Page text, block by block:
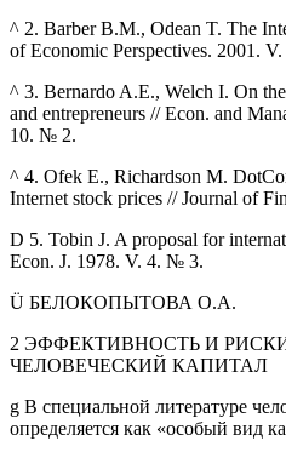
^ 2. Barber B.M., Odean T. The
of Economic Perspectives. 2001. V.
^ 3. Bernardo A.E., Welch I. On
and entrepreneurs // Econ. and
10. № 2.
^ 4. Ofek E., Richardson M.
Internet stock prices // Journal of
D 5. Tobin J. A proposal for
Econ. J. 1978. V. 4. № 3.
Ü БЕЛОКОПЫТОВА O.A.
2 ЭФФЕКТИВНОСТЬ И
ЧЕЛОВЕЧЕСКИЙ КАПИТАЛ
g В специальной литературе
определяется как «особый вид